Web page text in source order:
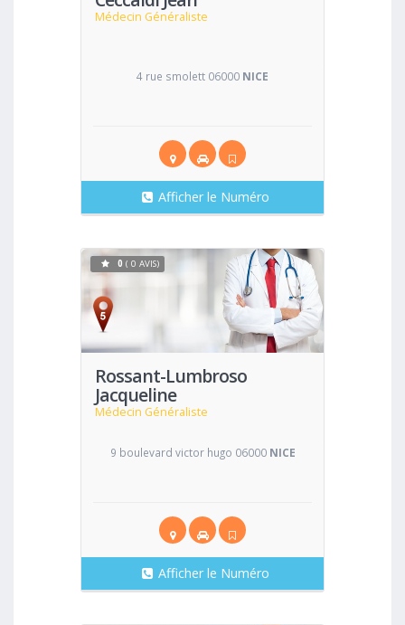
Médecin Généraliste
4 rue smolett 06000 NICE
Afficher le Numéro
Rossant-Lumbroso
Jacqueline
Médecin Généraliste
Voir
0 ( 0 AVIS)
9 boulevard victor hugo 06000 NICE
Afficher le Numéro